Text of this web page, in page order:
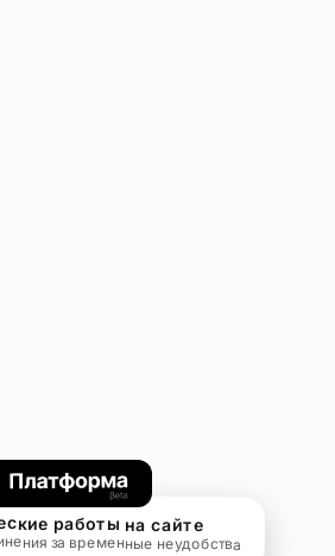
работы на сайте
за временные неудобства